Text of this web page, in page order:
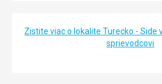
Zistite viac o lokalite Turecko - Side
sprievodcovi